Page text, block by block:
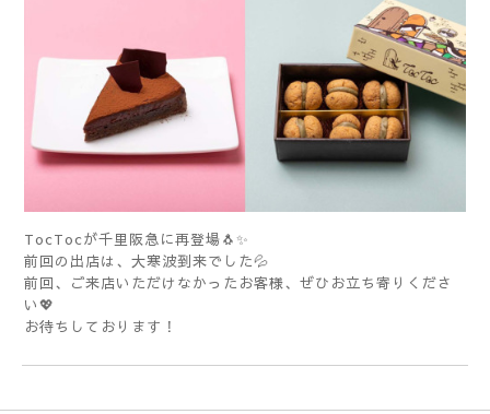
TocTocが千里阪急に再登場🐧✨
前回の出店は、大寒波到来でした💦
前回、ご来店いただけなかったお客様、ぜひお立ち寄りくださ
い💖
お待ちしております！